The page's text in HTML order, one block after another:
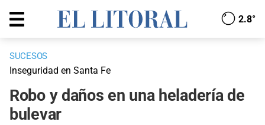
2.8°
SUCESOS
Inseguridad en Santa Fe
Robo y daños en una heladería de
bulevar